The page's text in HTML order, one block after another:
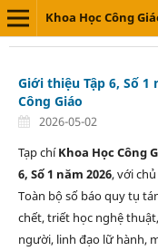
Khoa Học Công
Giới thiệu Tập 6, Số 1
Công Giáo
2026-05-02
Tạp chíKhoa Học Công
6, Số 1 năm 2026, với
Toàn bộ số báo quy tụ
chết, triết học nghệ
người, linh đạo lữ hành,